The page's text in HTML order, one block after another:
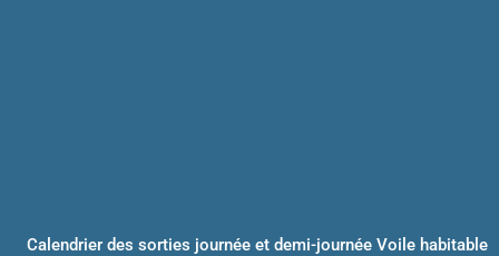
Calendrier des sorties journée et demi-journée Voile habitable